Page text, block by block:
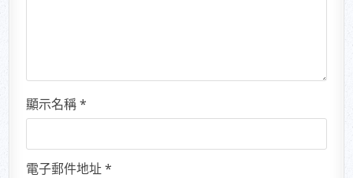
顯示名稱*
電子郵件地址*